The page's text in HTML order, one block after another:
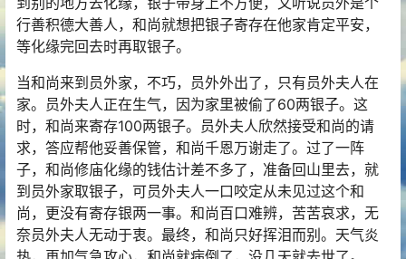
行善积德大善人，和尚就想把银子寄存在他家肯定平安，
等化缘完回去时再取银子。
当和尚来到员外家，不巧，员外外出了，只有员外夫人在
家。员外夫人正在生气，因为家里被偷了60两银子。这
时，和尚来寄存100两银子。员外夫人欣然接受和尚的请
求，答应帮他妥善保管，和尚千恩万谢走了。过了一阵
子，和尚修庙化缘的钱估计差不多了，准备回山里去，就
到员外家取银子，可员外夫人一口咬定从未见过这个和
尚，更没有寄存银两一事。和尚百口难辨，苦苦哀求，无
奈员外夫人无动于衷。最终，和尚只好挥泪而别。天气炎